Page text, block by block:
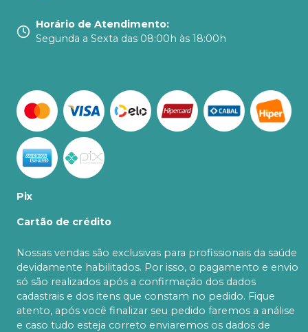
Horário de Atendimento:
Segunda a Sexta das 08:00h às 18:00h
Pix
Cartão de crédito
Nossas vendas são exclusivas para profissionais da saúde
devidamente habilitados. Por isso, o pagamento e envio
só são realizados após a confirmação dos dados
cadastrais e dos itens que constam no pedido. Fique
atento, após você finalizar seu pedido faremos a análise
e caso tudo esteja correto enviaremos os dados de